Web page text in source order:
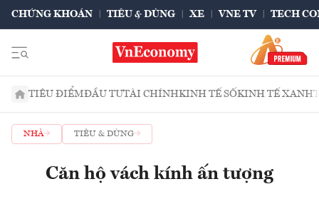
CHỨNG KHOÁN TIÊU & DÙNG XE VNE TV TECH
TIÊU ĐIỂMĐẦU TƯTÀI CHÍNHKINH TẾ SỐKINH TẾ XANH
NHÀ TIÊU & DÙNG
Căn hộ vách kính ấn tượng